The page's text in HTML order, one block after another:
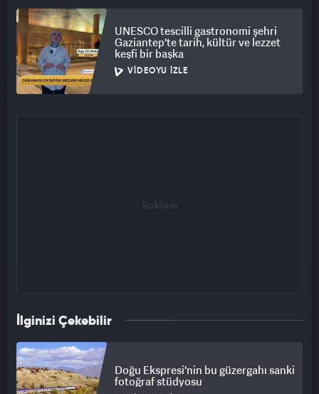
UNESCO tescilli gastronomi şehri
Gaziantep'te tarih, kültür ve lezzet
keşfi bir başka
VIDEOYU İZLE
İlginizi Çekebilir
Doğu Ekspresi'nin bu güzergahı sanki
fotoğraf stüdyosu